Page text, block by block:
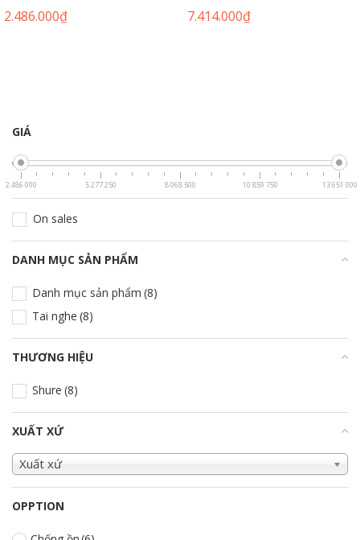
2.486.000₫ 7.414.000₫
GIÁ
2 486 000 5 277 250 8 068 500 10 859 750 13 651 000
On sales
DANH MỤC SẢN PHẨM
Danh mục sản phẩm (8)
Tai nghe (8)
THƯƠNG HIỆU
Shure (8)
XUẤT XỨ
Xuất xứ
OPPTION